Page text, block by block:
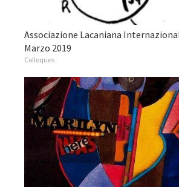
Associazione Lacaniana
Marzo 2019
Colloques